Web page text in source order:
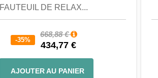
FAUTEUIL DE RELAX...
-35%
668,88 €
434,77 €
AJOUTER AU PANIER